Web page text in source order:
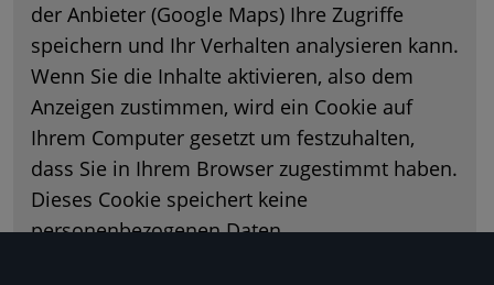
Governance & Compliance
Chemical Compliance
der Anbieter (Google Maps) Ihre Zugriffe
speichern und Ihr Verhalten analysieren kann.
Wenn Sie die Inhalte aktivieren, also dem
Anzeigen zustimmen, wird ein Cookie auf
Ihrem Computer gesetzt um festzuhalten,
dass Sie in Ihrem Browser zugestimmt haben.
Dieses Cookie speichert keine
personenbezogenen Daten.